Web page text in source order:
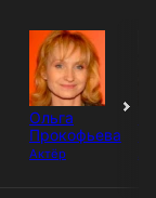
Ольга
Прокофьева
Актёр